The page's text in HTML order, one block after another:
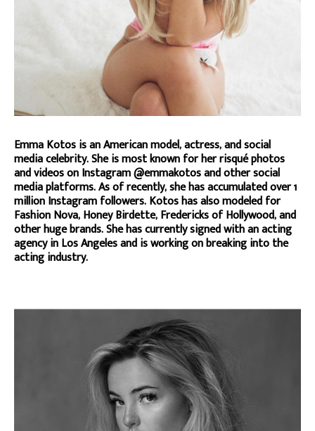
Emma Kotos is an American model, actress, and social
media celebrity. She is most known for her risqué photos
and videos on Instagram @emmakotos and other social
media platforms. As of recently, she has accumulated over 1
million Instagram followers. Kotos has also modeled for
Fashion Nova, Honey Birdette, Fredericks of Hollywood, and
other huge brands. She has currently signed with an acting
agency in Los Angeles and is working on breaking into the
acting industry.